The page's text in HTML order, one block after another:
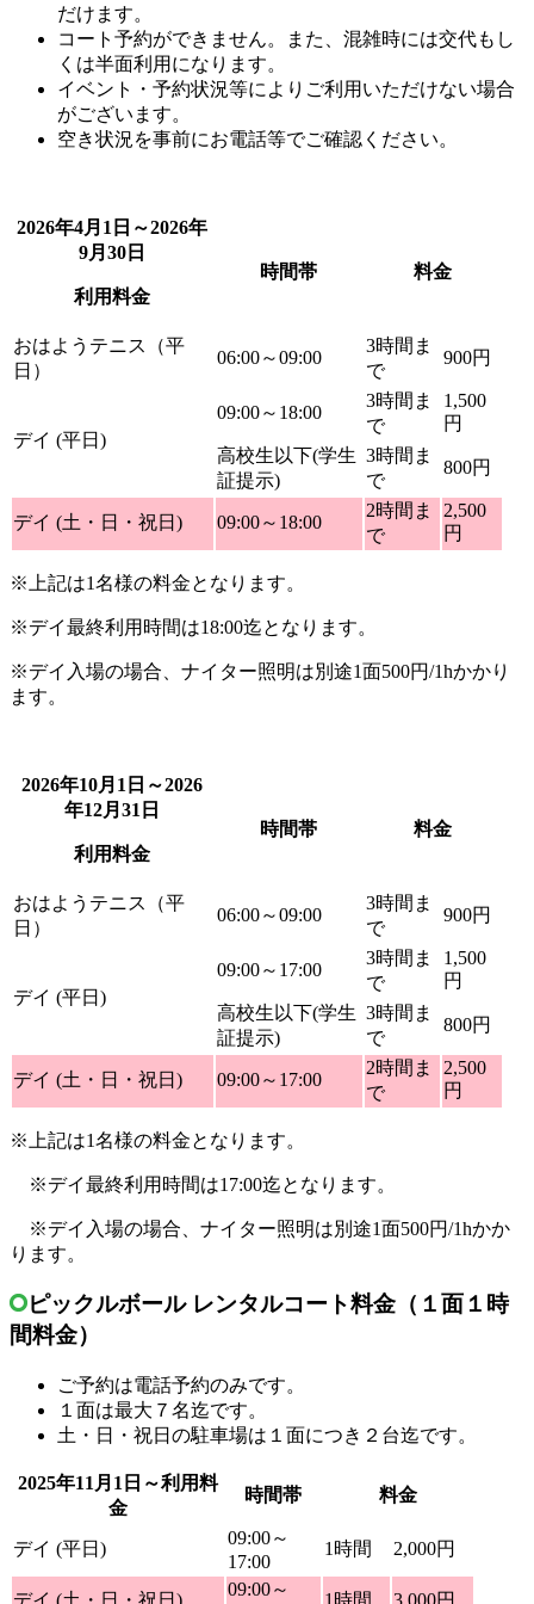
だけます。
コート予約ができません。また、混雑時には交代もし
くは半面利用になります。
イベント・予約状況等によりご利用いただけない場合
がございます。
空き状況を事前にお電話等でご確認ください。
2026年4月1日～2026年
9月30日
利用料金
時間帯 料金
おはようテニス（平
日）
06:00～09:00
3時間ま
で
900円
デイ (平日)
09:00～18:00
3時間ま
で
1,500
円
高校生以下(学生
証提示)
3時間ま
で
800円
デイ (土・日・祝日) 09:00～18:00
2時間ま
で
2,500
円
※上記は1名様の料金となります。
※デイ最終利用時間は18:00迄となります。
※デイ入場の場合、ナイター照明は別途1面500円/1hかかり
ます。
2026年10月1日～2026
年12月31日
利用料金
時間帯 料金
おはようテニス（平
日）
06:00～09:00
3時間ま
で
900円
デイ (平日)
09:00～17:00
3時間ま
で
1,500
円
高校生以下(学生
証提示)
3時間ま
で
800円
デイ (土・日・祝日) 09:00～17:00
2時間ま
で
2,500
円
※上記は1名様の料金となります。
※デイ最終利用時間は17:00迄となります。
※デイ入場の場合、ナイター照明は別途1面500円/1hかか
ります。
ピックルボール レンタルコート料金（１面１時
間料金）
ご予約は電話予約のみです。
１面は最大７名迄です。
土・日・祝日の駐車場は１面につき２台迄です。
2025年11月1日～利用料
金
時間帯 料金
デイ (平日)
09:00～
17:00
1時間 2,000円
デイ (土・日・祝日)
09:00～
1時間 3,000円